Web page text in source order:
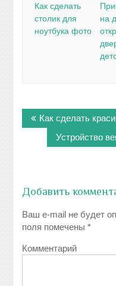
Как сделать
столик для
ноутбука фото
на
по
записям
Как сделать
Устройство
Добавить
Ваш e-mail не будет
поля помечены*
Комментарий